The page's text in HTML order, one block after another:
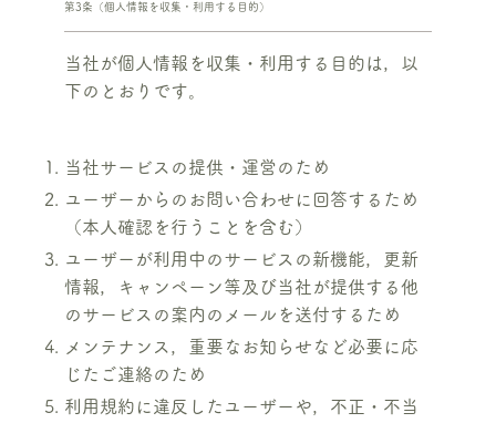
第3条（個人情報を収集・利用する目的）
当社が個人情報を収集・利用する目的は，以
下のとおりです。
当社サービスの提供・運営のため
ユーザーからのお問い合わせに回答するため
（本人確認を行うことを含む）
ユーザーが利用中のサービスの新機能，更新
情報，キャンペーン等及び当社が提供する他
のサービスの案内のメールを送付するため
メンテナンス，重要なお知らせなど必要に応
じたご連絡のため
利用規約に違反したユーザーや，不正・不当